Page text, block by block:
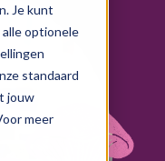
Je kunt
optionele
standaard
jouw
meer